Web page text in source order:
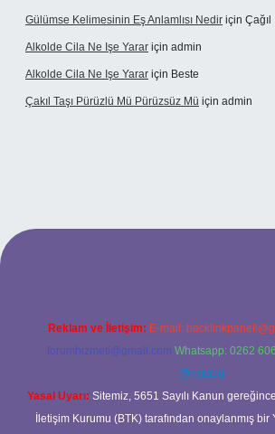
Gülümse Kelimesinin Eş Anlamlısı Nedir için Çağıl
Alkolde Cila Ne Işe Yarar için admin
Alkolde Cila Ne Işe Yarar için Beste
Çakıl Taşı Pürüzlü Mü Pürüzsüz Mü için admin
Reklam ve İletişim: E-mail:
forumhizmeti@gmail.com Whatsapp: 0262
@karabul
Yasal Uyarı: Sitemiz, 5651 Sayılı Kanun
İletişim Kurumu (BTK) tarafından onaylanmış bir